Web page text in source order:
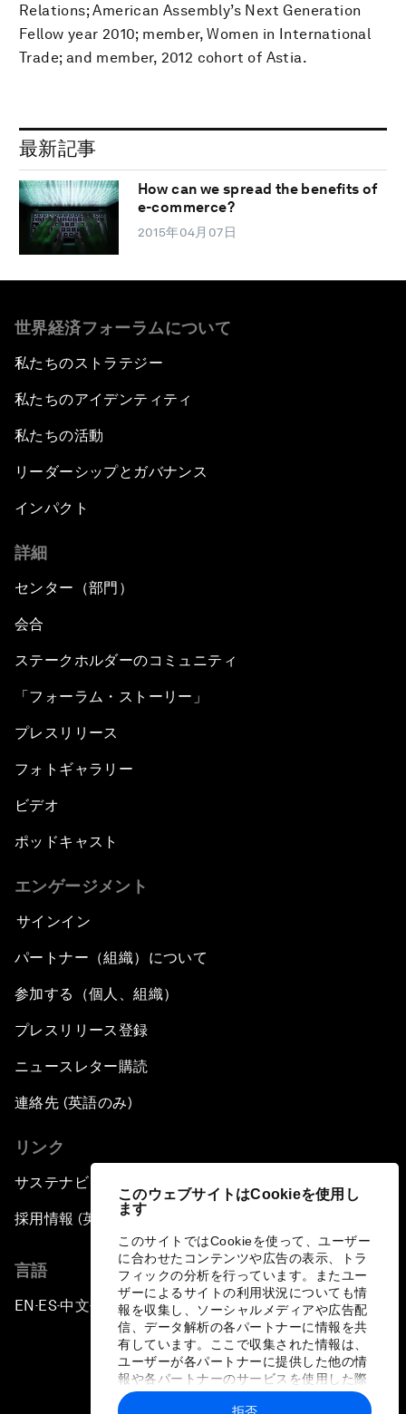
このウェブサイトはCookieを使用し
ます
このサイトではCookieを使って、ユーザー
に合わせたコンテンツや広告の表示、トラ
フィックの分析を行っています。またユー
ザーによるサイトの利用状況についても情
報を収集し、ソーシャルメディアや広告配
信、データ解析の各パートナーに情報を共
有しています。ここで収集された情報は、
ユーザーが各パートナーに提供した他の情
報や各パートナーのサービスを使用した際
に収集された情報と組み合わされ、各パー
拒否
Relations; American Assembly’s Next Generation
Fellow year 2010; member, Women in International
Trade; and member, 2012 cohort of Astia.
最新記事
How can we spread the benefits of
e-commerce?
2015年04月07日
世界経済フォーラムについて
私たちのストラテジー
私たちのアイデンティティ
私たちの活動
リーダーシップとガバナンス
インパクト
詳細
センター（部門）
会合
ステークホルダーのコミュニティ
「フォーラム・ストーリー」
プレスリリース
フォトギャラリー
ビデオ
ポッドキャスト
エンゲージメント
サインイン
パートナー（組織）について
参加する（個人、組織）
プレスリリース登録
ニュースレター購読
連絡先 (英語のみ)
リンク
サステナビリティへの取り組み
採用情報 (英語のみ)
言語
EN ▪ES▪中文▪ 日本語